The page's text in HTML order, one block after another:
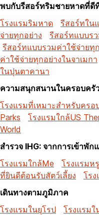
พบกับรีสอร์ทริมชายหาดที่ดี
โรงแรมริมหาด
รีสอร์ทใน
จ่ายทุกอย่าง
รีสอร์ทแบบร
รีสอร์ทแบบรวมค่าใช้จ่ายทุ
ค่าใช้จ่ายทุกอย่างในจาเมกา
ในปุนตาคานา
ความสนุกสนานในครอบครั
โรงแรมที่เหมาะสำหรับครอ
Parks
โรงแรมใกล้US
World
สำรวจ IHG: จากการเข้าพั
โรงแรมใกล้Me
โรงแรมหรู
ที่ยินดีต้อนรับสัตว์เลี้ยง
โร
เดินทางตามภูมิภาค
โรงแรมในยุโรป
โรงแรมใ